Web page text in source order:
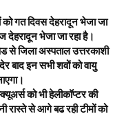
गत दिवस देहरादून भेजा जा
भेजा जा रहा है।
से जिला अस्पताल उत्तरकाशी
बाद इन सभी शवों को वायु
को भी हेलीकॉप्टर की
रास्ते से आगे बढ रही टीमों को